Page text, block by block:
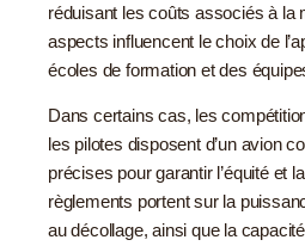
réduisant les coûts associés à la
aspects influencent le choix de
écoles de formation et des
Dans certains cas, les
les pilotes disposent d’un avion
précises pour garantir l’équité et
règlements portent sur la
au décollage, ainsi que la